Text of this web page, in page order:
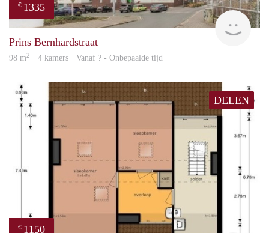
€ 1335
Prins Bernhardstraat
98 m2 · 4 kamers · Vanaf ? - Onbepaalde tijd
DELEN
€ 1150